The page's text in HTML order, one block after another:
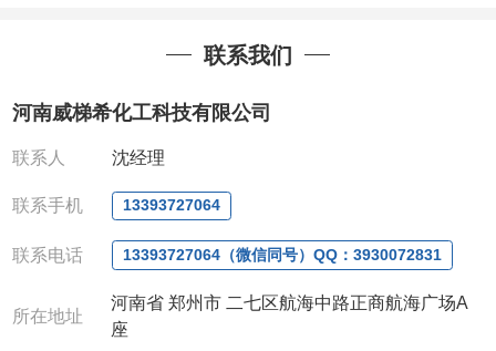
我司对高校及科研单位先发货和
作中有用到的试剂,欢迎前来询购,如若出现质量问题,
63377391/13393727064
QQ:3930072831
联系人: 沈晓东(欢迎致电,或QQ、微信联系)
联系我们
河南威梯希化工科技有限公司
联系人 沈经理
联系手机 13393727064
联系电话 13393727064（微信同号）QQ：3930072831
所在地址
河南省 郑州市 二七区航海中路正商航海广场A
座